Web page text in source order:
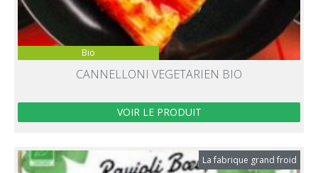
Bio
CANNELLONI VEGETARIEN BIO
VOIR LE PRODUIT
La fabrique grand froid